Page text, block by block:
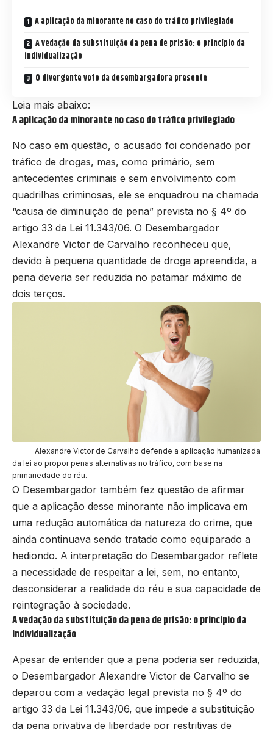
A aplicação da minorante no caso do tráfico privilegiado
A vedação da substituição da pena de prisão: o princípio da
individualização
O divergente voto da desembargadora presente
Leia mais abaixo:
A aplicação da minorante no caso do tráfico privilegiado
No caso em questão, o acusado foi condenado por
tráfico de drogas, mas, como primário, sem
antecedentes criminais e sem envolvimento com
quadrilhas criminosas, ele se enquadrou na chamada
“causa de diminuição de pena” prevista no § 4º do
artigo 33 da Lei 11.343/06. O Desembargador
Alexandre Victor de Carvalho reconheceu que,
devido à pequena quantidade de droga apreendida, a
pena deveria ser reduzida no patamar máximo de
dois terços.
Alexandre Victor de Carvalho defende a aplicação humanizada
da lei ao propor penas alternativas no tráfico, com base na
primariedade do réu.
O Desembargador também fez questão de afirmar
que a aplicação desse minorante não implicava em
uma redução automática da natureza do crime, que
ainda continuava sendo tratado como equiparado a
hediondo. A interpretação do Desembargador reflete
a necessidade de respeitar a lei, sem, no entanto,
desconsiderar a realidade do réu e sua capacidade de
reintegração à sociedade.
A vedação da substituição da pena de prisão: o princípio da
individualização
Apesar de entender que a pena poderia ser reduzida,
o Desembargador Alexandre Victor de Carvalho se
deparou com a vedação legal prevista no § 4º do
artigo 33 da Lei 11.343/06, que impede a substituição
da pena privativa de liberdade por restritivas de